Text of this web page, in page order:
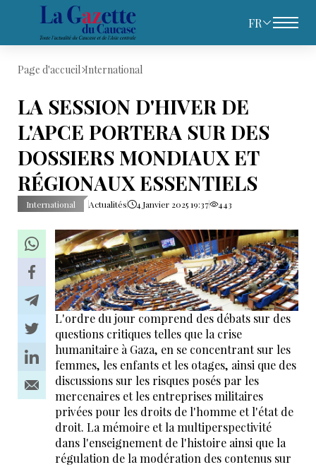
FR
Page d'accueil International
LA SESSION D'HIVER DE
L'APCE PORTERA SUR DES
DOSSIERS MONDIAUX ET
RÉGIONAUX ESSENTIELS
International Actualités 4 Janvier 2025 19:37 443
L'ordre du jour comprend des débats sur des
questions critiques telles que la crise
humanitaire à Gaza, en se concentrant sur les
femmes, les enfants et les otages, ainsi que des
discussions sur les risques posés par les
mercenaires et les entreprises militaires
privées pour les droits de l'homme et l'état de
droit. La mémoire et la multiperspectivité
dans l'enseignement de l'histoire ainsi que la
régulation de la modération des contenus sur